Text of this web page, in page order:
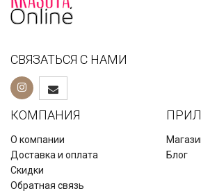
СВЯЗАТЬСЯ С НАМИ
КОМПАНИЯ
О компании
Доставка и оплата
Скидки
Обратная связь
Блог